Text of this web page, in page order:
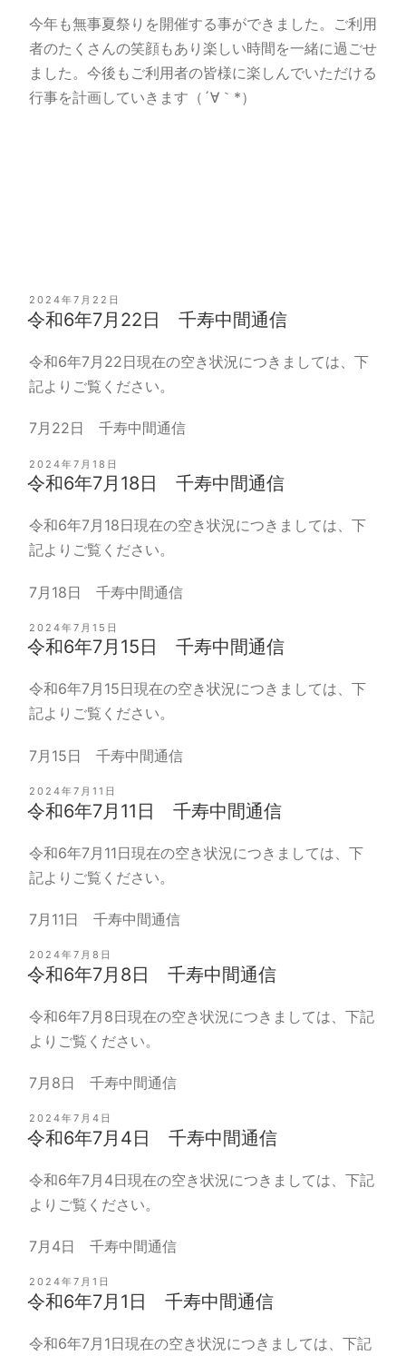
今年も無事夏祭りを開催する事ができました。ご利用
者のたくさんの笑顔もあり楽しい時間を一緒に過ごせ
ました。今後もご利用者の皆様に楽しんでいただける
行事を計画していきます（´∀｀*）
投
稿
日:
2024年7月22日
令和6年7月22日 千寿中間通信
令和6年7月22日現在の空き状況につきましては、下
記よりご覧ください。
7月22日 千寿中間通信
投
稿
日:
2024年7月18日
令和6年7月18日 千寿中間通信
令和6年7月18日現在の空き状況につきましては、下
記よりご覧ください。
7月18日 千寿中間通信
投
稿
日:
2024年7月15日
令和6年7月15日 千寿中間通信
令和6年7月15日現在の空き状況につきましては、下
記よりご覧ください。
7月15日 千寿中間通信
投
稿
日:
2024年7月11日
令和6年7月11日 千寿中間通信
令和6年7月11日現在の空き状況につきましては、下
記よりご覧ください。
7月11日 千寿中間通信
投
稿
日:
2024年7月8日
令和6年7月8日 千寿中間通信
令和6年7月8日現在の空き状況につきましては、下記
よりご覧ください。
7月8日 千寿中間通信
投
稿
日:
2024年7月4日
令和6年7月4日 千寿中間通信
令和6年7月4日現在の空き状況につきましては、下記
よりご覧ください。
7月4日 千寿中間通信
投
稿
日:
2024年7月1日
令和6年7月1日 千寿中間通信
令和6年7月1日現在の空き状況につきましては、下記